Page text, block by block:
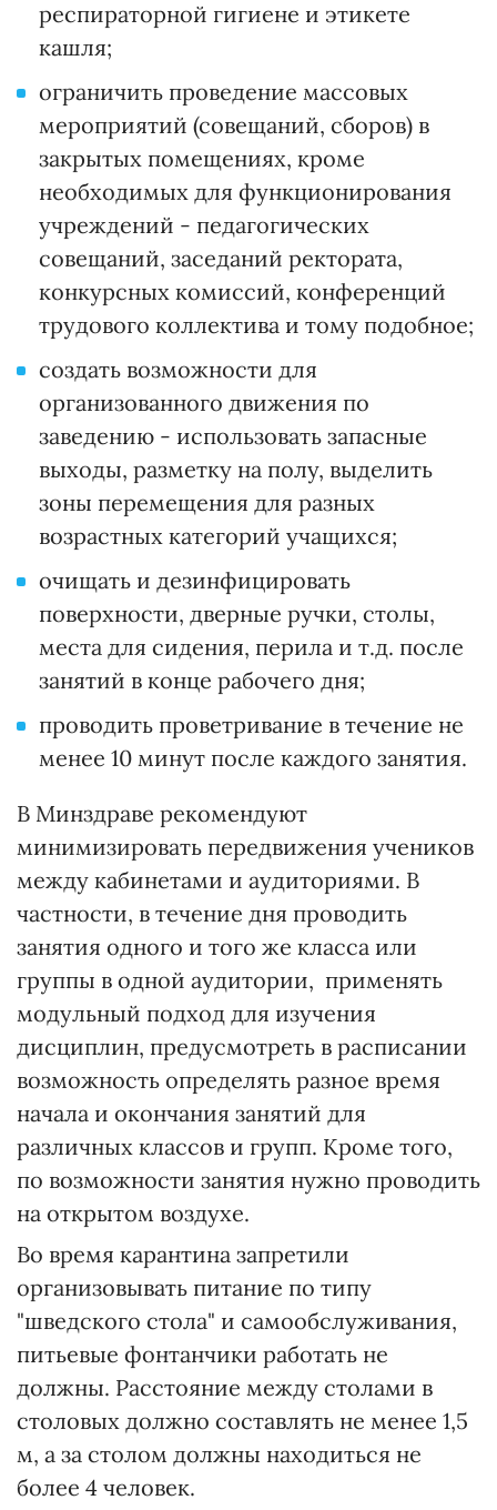
респираторной гигиене и этикете
кашля;
ограничить проведение массовых
мероприятий (совещаний, сборов) в
закрытых помещениях, кроме
необходимых для функционирования
учреждений - педагогических
совещаний, заседаний ректората,
конкурсных комиссий, конференций
трудового коллектива и тому подобное;
создать возможности для
организованного движения по
заведению - использовать запасные
выходы, разметку на полу, выделить
зоны перемещения для разных
возрастных категорий учащихся;
очищать и дезинфицировать
поверхности, дверные ручки, столы,
места для сидения, перила и т.д. после
занятий в конце рабочего дня;
проводить проветривание в течение не
менее 10 минут после каждого занятия.
В Минздраве рекомендуют
минимизировать передвижения учеников
между кабинетами и аудиториями. В
частности, в течение дня проводить
занятия одного и того же класса или
группы в одной аудитории, применять
модульный подход для изучения
дисциплин, предусмотреть в расписании
возможность определять разное время
начала и окончания занятий для
различных классов и групп. Кроме того,
по возможности занятия нужно проводить
на открытом воздухе.
Во время карантина запретили
организовывать питание по типу
"шведского стола" и самообслуживания,
питьевые фонтанчики работать не
должны. Расстояние между столами в
столовых должно составлять не менее 1,5
м, а за столом должны находиться не
более 4 человек.